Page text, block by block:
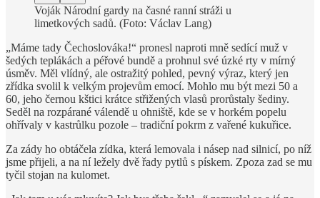
Voják Národní gardy na časné ranní stráži u
limetkových sadů. (Foto: Václav Lang)
„Máme tady Čechoslováka!“ pronesl naproti mně sedící muž v
šedých teplákách a péřové bundě a prohnul své úzké rty v mírný
úsměv. Měl vlídný, ale ostražitý pohled, pevný výraz, který jen
zřídka svolil k velkým projevům emocí. Mohlo mu být mezi 50 a
60, jeho černou kštici krátce střižených vlasů prorůstaly šediny.
Seděl na rozpárané válendě u ohniště, kde se v horkém popelu
ohřívaly v kastrůlku pozole – tradiční pokrm z vařené kukuřice.
Za zády ho obtáčela zídka, která lemovala i násep nad silnicí, po níž
jsme přijeli, a na ní ležely dvě řady pytlů s pískem. Zpoza zad se mu
tyčil stojan na kulomet.